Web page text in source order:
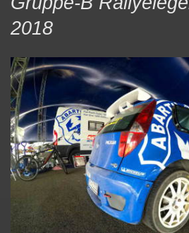
2018